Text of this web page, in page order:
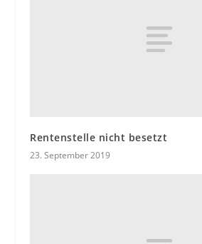
Rentenstelle nicht besetzt
23. September 2019